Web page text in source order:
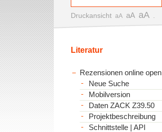
Druckansicht aA aA aA
Literatur
Rezensionen online open
Neue Suche
Mobilversion
Daten ZACK Z39.50
Projektbeschreibung
Schnittstelle | API